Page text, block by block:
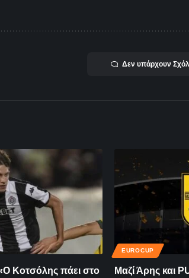
Δεν υπάρχουν
Κοτσόλης πάει στο
EUROCUP
Μαζί Άρης και